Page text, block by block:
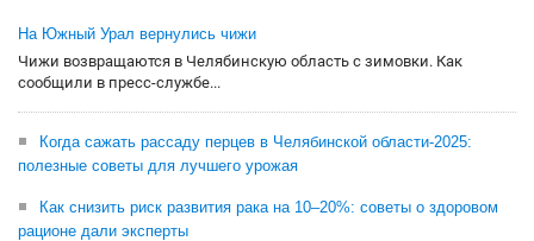
На Южный Урал вернулись чижи
Чижи возвращаются в Челябинскую область с зимовки. Как
сообщили в пресс-службе...
Когда сажать рассаду перцев в Челябинской области-2025:
полезные советы для лучшего урожая
Как снизить риск развития рака на 10–20%: советы о здоровом
рационе дали эксперты